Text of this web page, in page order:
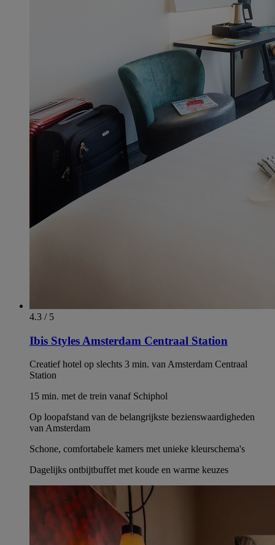
4.3 / 5
Ibis Styles Amsterdam Centraal Station
Creatief hotel op slechts 3 min. van Amsterdam Centraal
Station
15 min. met de trein vanaf Schiphol
Op loopafstand van de belangrijkste bezienswaardigheden
van Amsterdam
Schone, comfortabele kamers met unieke kleurschema's
Dagelijks ontbijtbuffet met koude en warme keuzes